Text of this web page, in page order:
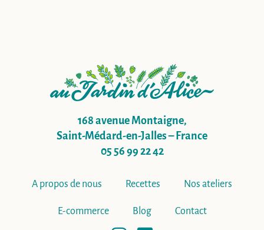
168 avenue Montaigne,
Saint-Médard-en-Jalles – France
05 56 99 22 42
A propos de nous Recettes Nos ateliers
E-commerce Blog Contact